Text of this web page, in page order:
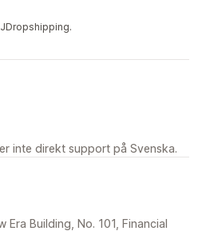
inte direkt support på Svenska.
Era Building, No. 101, Financial